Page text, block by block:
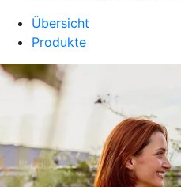
Übersicht
Produkte